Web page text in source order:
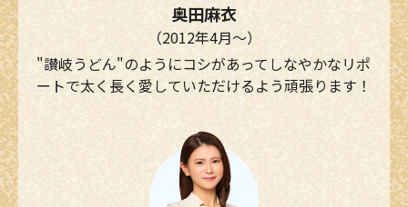
奥田麻衣
（2012年4月～）
"讃岐うどん"のようにコシがあってしなやかなリポ
ートで太く長く愛していただけるよう頑張ります！